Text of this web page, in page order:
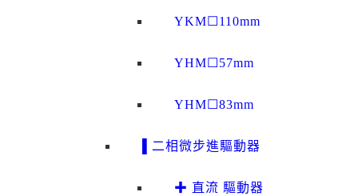
YKM☐110mm
YHM☐57mm
YHM☐83mm
▌二相微步進驅動器
✚ 直流 驅動器